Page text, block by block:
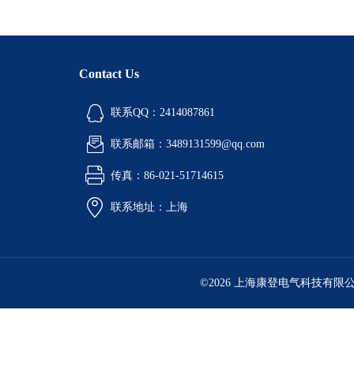
Contact Us
联系QQ：2414087861
联系邮箱：3489131599@qq.com
传真：86-021-51714615
联系地址：上海
©2026 上海康登电气科技有限